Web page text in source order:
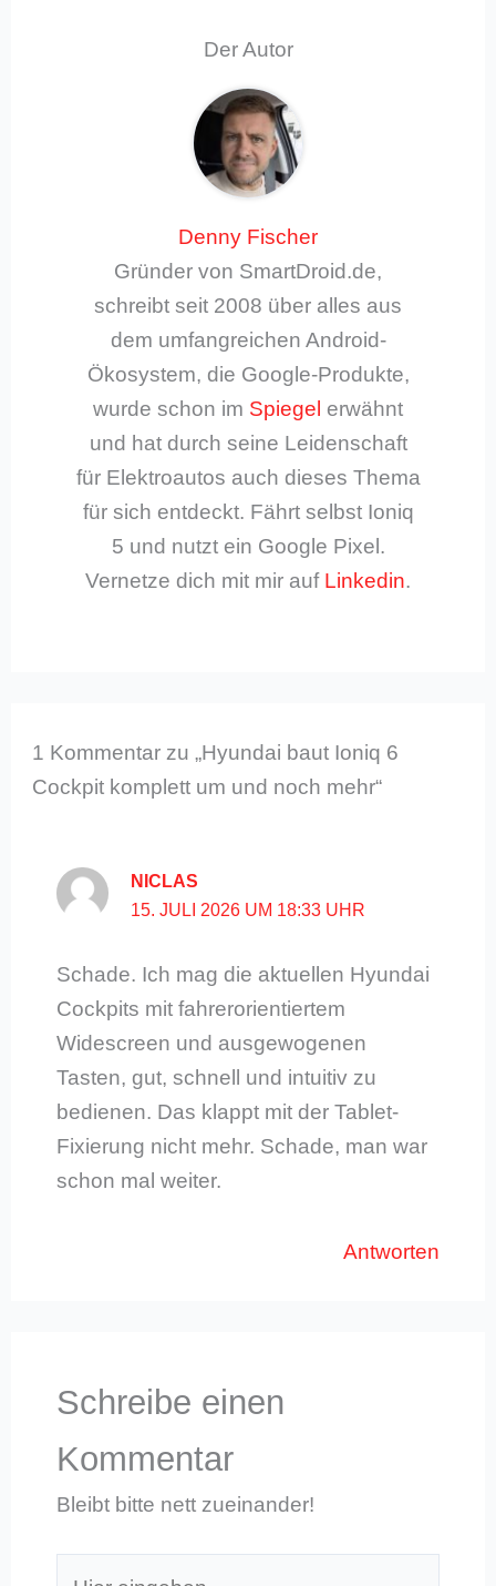
Der Autor
Denny Fischer
Gründer von SmartDroid.de,
schreibt seit 2008 über alles aus
dem umfangreichen Android-
Ökosystem, die Google-Produkte,
wurde schon im Spiegel erwähnt
und hat durch seine Leidenschaft
für Elektroautos auch dieses Thema
für sich entdeckt. Fährt selbst Ioniq
5 und nutzt ein Google Pixel.
Vernetze dich mit mir auf Linkedin.
1 Kommentar zu „Hyundai baut Ioniq 6
Cockpit komplett um und noch mehr“
NICLAS
15. JULI 2026 UM 18:33 UHR
Schade. Ich mag die aktuellen Hyundai
Cockpits mit fahrerorientiertem
Widescreen und ausgewogenen
Tasten, gut, schnell und intuitiv zu
bedienen. Das klappt mit der Tablet-
Fixierung nicht mehr. Schade, man war
schon mal weiter.
Antworten
Schreibe einen
Kommentar
Bleibt bitte nett zueinander!